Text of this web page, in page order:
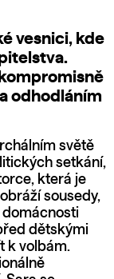
vesnici, kde
odhodláním
světě
setkání,
která je
sousedy,
domácnosti
dětskými
k volbám.